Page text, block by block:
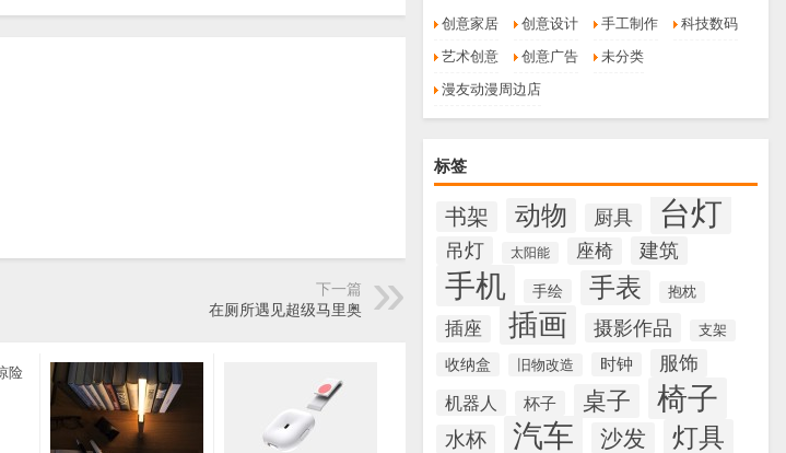
创意家居 创意设计 手工制作
科技数码
艺术创意
创意广告
未分类
漫友动漫周边店
标签
书架 动物 厨具 台灯
吊灯 太阳能 座椅 建筑
手机 手绘 手表 抱枕
插座 插画 摄影作品 支架
收纳盒 旧物改造 时钟 服饰
机器人 杯子 桌子 椅子
水杯 汽车 沙发 灯具
下一篇
在厕所遇见超级马里奥